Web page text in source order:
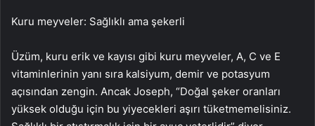
Kuru meyveler: Sağlıklı ama şekerli
Üzüm, kuru erik ve kayısı gibi kuru meyveler, A, C ve E
vitaminlerinin yanı sıra kalsiyum, demir ve potasyum
açısından zengin. Ancak Joseph, “Doğal şeker oranları
yüksek olduğu için bu yiyecekleri aşırı tüketmemelisiniz.